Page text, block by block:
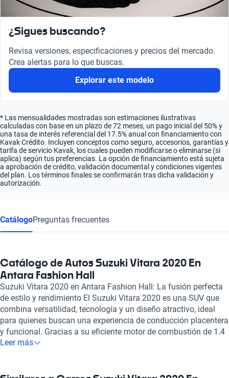
¿Sigues buscando?
Revisa versiones, especificaciones y precios del mercado.
Crea alertas para lo que buscas.
Explorar este modelo
* Las mensualidades mostradas son estimaciones ilustrativas
calculadas con base en un plazo de 72 meses, un pago inicial del 50% y
una tasa de interés referencial del 17.5% anual con financiamiento con
Kavak Crédito. Incluyen conceptos como seguro, accesorios, garantías y
tarifa de servicio Kavak, los cuales pueden modificarse o eliminarse (si
aplica) según tus preferencias. La opción de financiamiento está sujeta
a aprobación de crédito, validación documental y condiciones vigentes
del plan. Los términos finales se confirmarán tras dicha validación y
autorización.
CatálogoPreguntas frecuentes
Catálogo de Autos Suzuki Vitara 2020 En
Antara Fashion Hall
Suzuki Vitara 2020 en Antara Fashion Hall: La fusión perfecta
de estilo y rendimiento El Suzuki Vitara 2020 es una SUV que
combina versatilidad, tecnología y un diseño atractivo, ideal
para quienes buscan una experiencia de conducción placentera
y funcional. Gracias a su eficiente motor de combustión de 1.4
a 1.6 litros, este vehículo ofrece una potencia de hasta 138
Leer más